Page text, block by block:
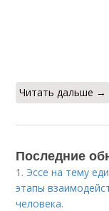
Читать дальше →
Последние
1. Эссе на тему
этапы
человека.